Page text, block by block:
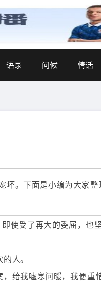
语录 问候 情话
坏。下面是小编为大家整
使受了再大的委屈，也坚
人。
给我嘘寒问暖，我便重